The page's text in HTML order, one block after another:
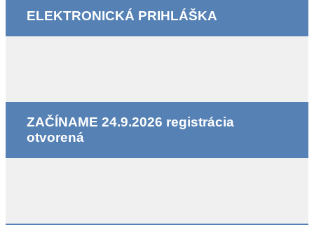
ELEKTRONICKÁ PRIHLÁŠKA
ZAČÍNAME 24.9.2026 registrácia
otvorená